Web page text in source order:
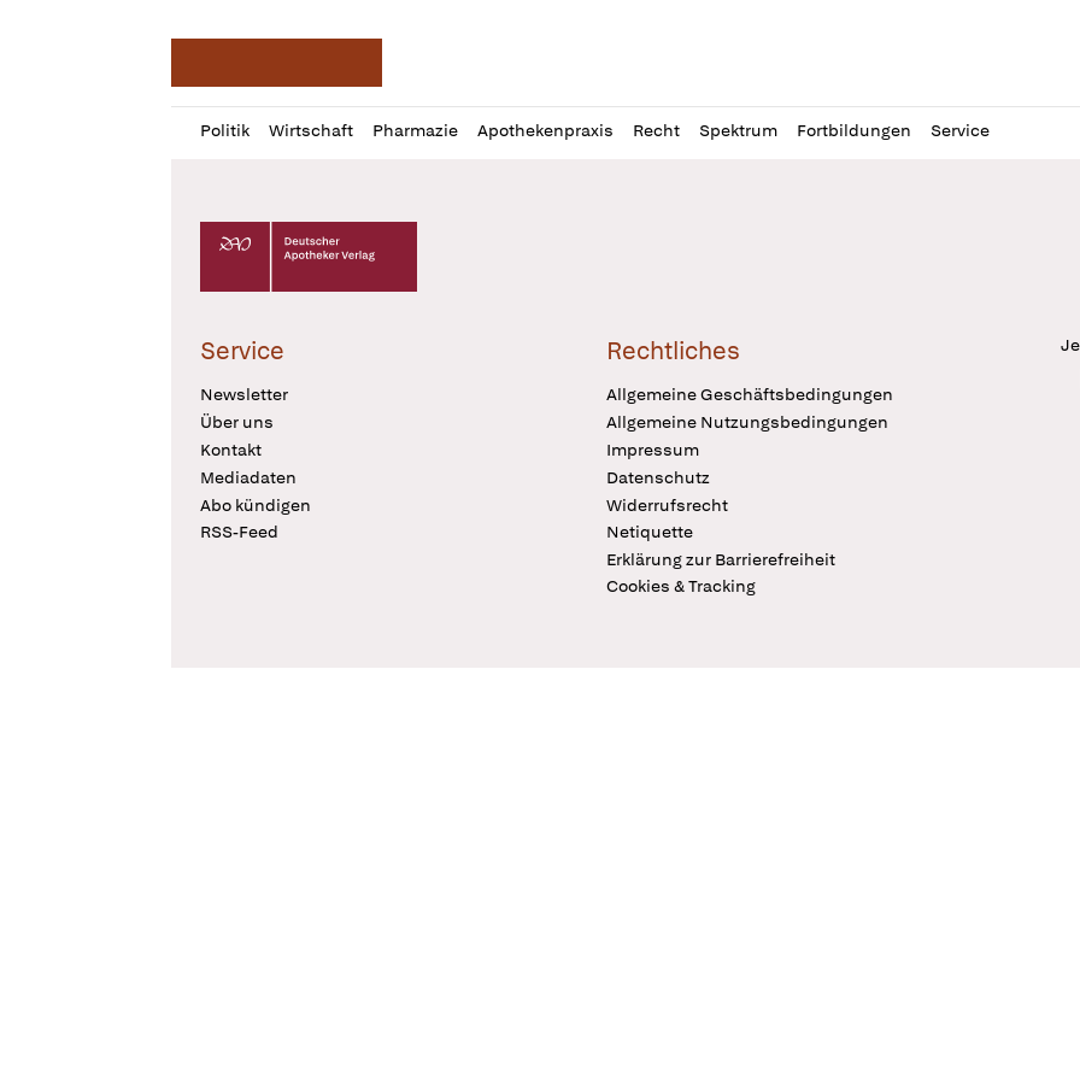
Politik Wirtschaft Pharmazie Apothekenpraxis Recht Spektrum Fortbildungen Service
Profil
öffnen
Daz
Pur
Deutscher Apotheker Verlag Logo
Service
Newsletter
Über uns
Kontakt
Mediadaten
Abo kündigen
RSS-Feed
Rechtliches
Allgemeine Geschäftsbedingungen
Allgemeine Nutzungsbedingungen
Impressum
Datenschutz
Widerrufsrecht
Netiquette
Erklärung zur Barrierefreiheit
Cookies & Tracking